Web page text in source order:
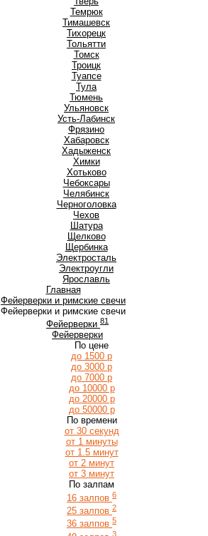
Темрюк
Тимашевск
Тихорецк
Тольятти
Томск
Троицк
Туапсе
Тула
Тюмень
Ульяновск
Усть-Лабинск
Фрязино
Хабаровск
Хадыженск
Химки
Хотьково
Чебоксары
Челябинск
Черноголовка
Чехов
Шатура
Щелково
Щербинка
Электросталь
Электроугли
Ярославль
Главная
Фейерверки и римские свечи
Фейерверки и римские свечи
Фейерверки 81
Фейерверки
По цене
до 1500 р
до 3000 р
до 7000 р
до 10000 р
до 20000 р
до 50000 р
По времени
от 30 секунд
от 1 минуты
от 1.5 минут
от 2 минут
от 3 минут
По залпам
16 залпов 6
25 залпов 2
36 залпов 5
3